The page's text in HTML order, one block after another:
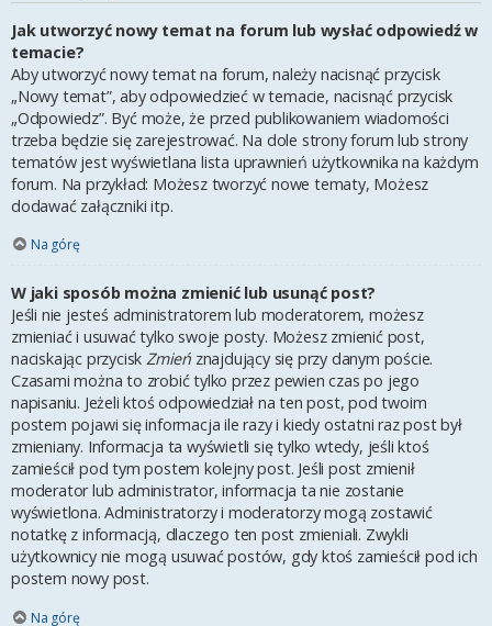
Jak utworzyć nowy temat na forum lub wysłać odpowiedź w
temacie?
Aby utworzyć nowy temat na forum, należy nacisnąć przycisk
„Nowy temat”, aby odpowiedzieć w temacie, nacisnąć przycisk
„Odpowiedz”. Być może, że przed publikowaniem wiadomości
trzeba będzie się zarejestrować. Na dole strony forum lub strony
tematów jest wyświetlana lista uprawnień użytkownika na każdym
forum. Na przykład: Możesz tworzyć nowe tematy, Możesz
dodawać załączniki itp.
Na górę
W jaki sposób można zmienić lub usunąć post?
Jeśli nie jesteś administratorem lub moderatorem, możesz
zmieniać i usuwać tylko swoje posty. Możesz zmienić post,
naciskając przycisk Zmień znajdujący się przy danym poście.
Czasami można to zrobić tylko przez pewien czas po jego
napisaniu. Jeżeli ktoś odpowiedział na ten post, pod twoim
postem pojawi się informacja ile razy i kiedy ostatni raz post był
zmieniany. Informacja ta wyświetli się tylko wtedy, jeśli ktoś
zamieścił pod tym postem kolejny post. Jeśli post zmienił
moderator lub administrator, informacja ta nie zostanie
wyświetlona. Administratorzy i moderatorzy mogą zostawić
notatkę z informacją, dlaczego ten post zmieniali. Zwykli
użytkownicy nie mogą usuwać postów, gdy ktoś zamieścił pod ich
postem nowy post.
Na górę